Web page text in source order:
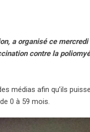
a organisé ce
contre la
médias afin qu’ils
0 à 59 mois.